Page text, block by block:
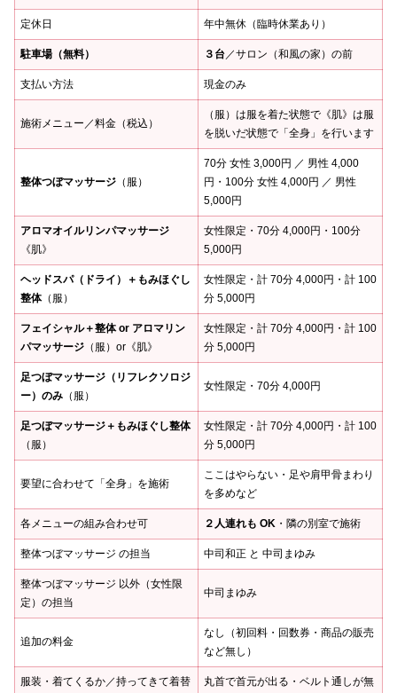
定休日 年中無休（臨時休業あり）
駐車場（無料） ３台／サロン（和風の家）の前
支払い方法 現金のみ
施術メニュー／料金（税込）
（服）は服を着た状態で《肌》は服
を脱いだ状態で「全身」を行います
整体つぼマッサージ （服）
70分 女性 3,000円 ／ 男性 4,000
円・100分 女性 4,000円 ／ 男性
5,000円
アロマオイルリンパマッサージ
《肌》
女性限定・70分 4,000円・100分
5,000円
ヘッドスパ（ドライ）＋もみほぐし
整体（服）
女性限定・計 70分 4,000円・計 100
分 5,000円
フェイシャル＋整体 or アロマリン
パマッサージ （服）or《肌》
女性限定・計 70分 4,000円・計 100
分 5,000円
足つぼマッサージ（リフレクソロジ
ー）のみ （服）
女性限定・70分 4,000円
足つぼマッサージ＋もみほぐし整体
（服）
女性限定・計 70分 4,000円・計 100
分 5,000円
要望に合わせて「全身」を施術
ここはやらない・足や肩甲骨まわり
を多めなど
各メニューの組み合わせ可 ２人連れも OK ・隣の別室で施術
整体つぼマッサージ の担当 中司和正 と 中司まゆみ
整体つぼマッサージ 以外（女性限
定）の担当
中司まゆみ
追加の料金
なし（初回料・回数券・商品の販売
など無し）
服装・着てくるか／持ってきて着替
丸首で首元が出る・ベルト通しが無